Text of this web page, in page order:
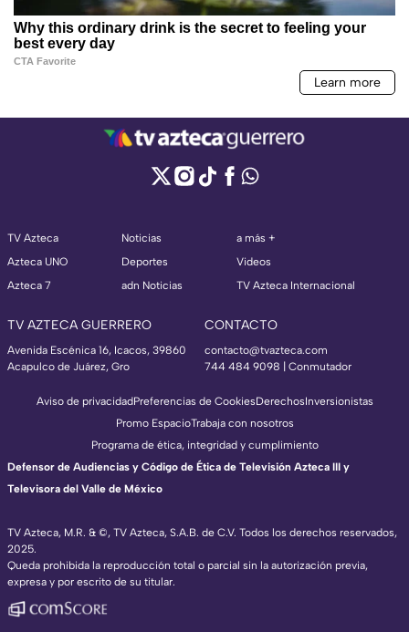
TV Azteca
Azteca UNO
Azteca 7
Noticias
Deportes
adn Noticias
a más +
Videos
TV Azteca Internacional
TV AZTECA GUERRERO
Avenida Escénica 16, Icacos, 39860
Acapulco de Juárez, Gro
CONTACTO
contacto@tvazteca.com
744 484 9098 | Conmutador
TV Azteca, M.R. & ©, TV Azteca, S.A.B. de C.V. Todos los derechos reservados,
2025.
Queda prohibida la reproducción total o parcial sin la autorización previa,
expresa y por escrito de su titular.
Aviso de privacidadPreferencias de CookiesDerechosInversionistas
Promo EspacioTrabaja con nosotros
Programa de ética, integridad y cumplimiento
Defensor de Audiencias y Código de Ética de Televisión Azteca III y
Televisora del Valle de México